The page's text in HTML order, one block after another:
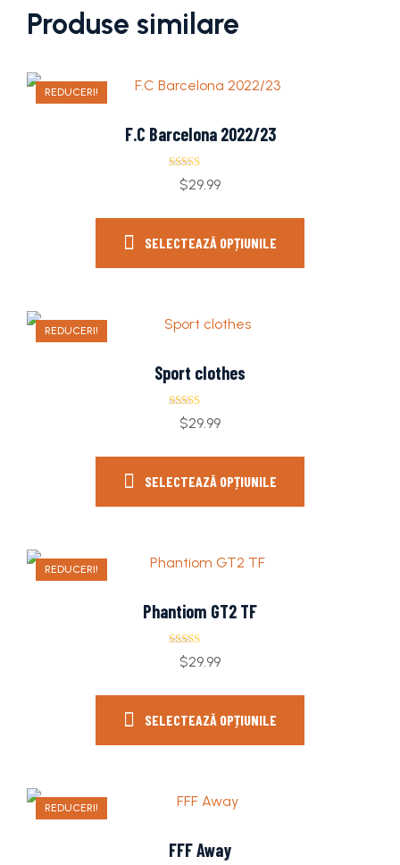
Produse similare
REDUCERI!
F.C Barcelona 2022/23
Evaluat la
4.00
$29.99
SELECTEAZĂ OPȚIUNILE
REDUCERI!
Sport clothes
Evaluat la
4.00
$29.99
SELECTEAZĂ OPȚIUNILE
REDUCERI!
Phantiom GT2 TF
Evaluat la
5.00
$29.99
SELECTEAZĂ OPȚIUNILE
REDUCERI!
FFF Away